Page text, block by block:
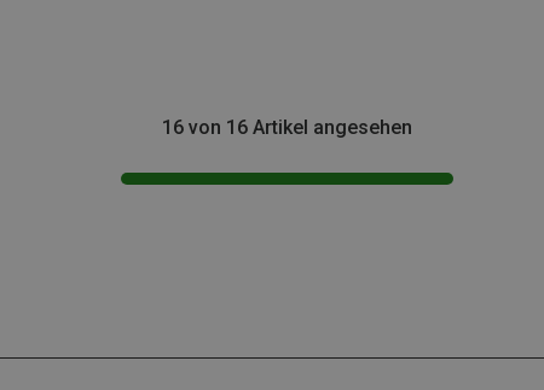
16 von 16 Artikel angesehen